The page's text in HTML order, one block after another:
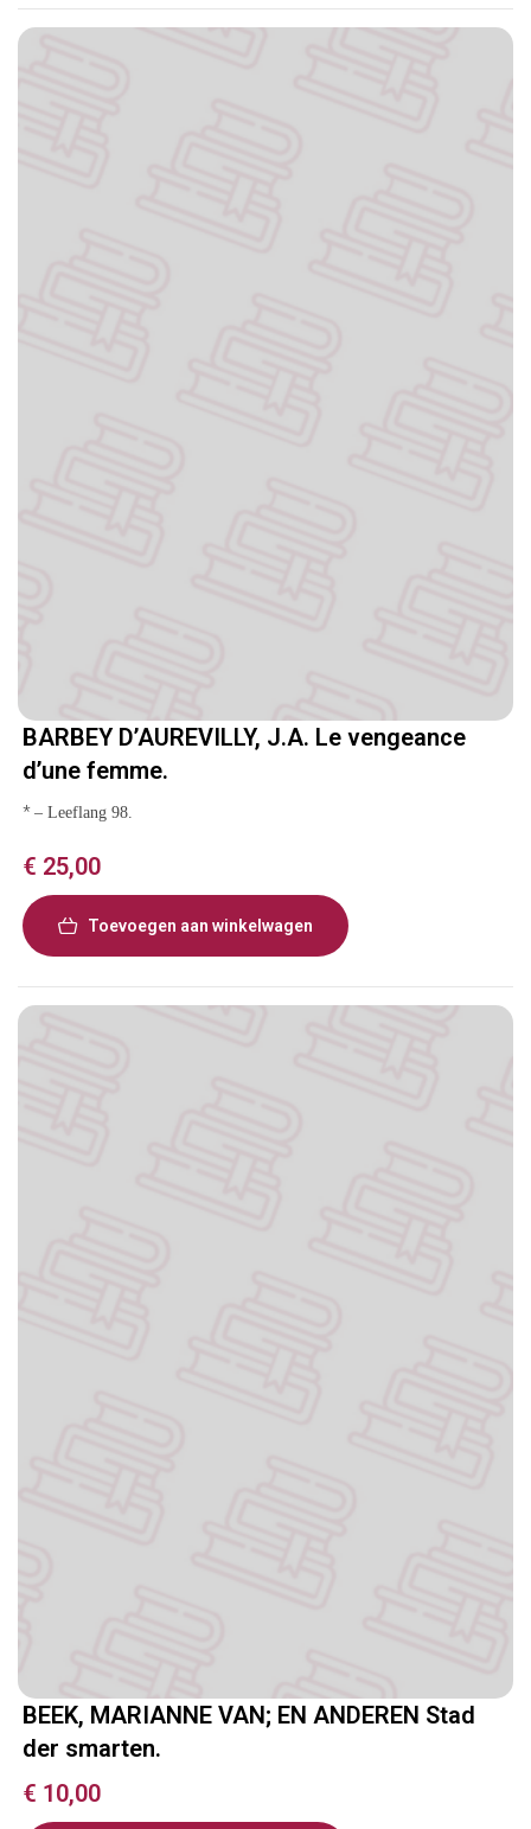
BARBEY D’AUREVILLY, J.A. Le vengeance
d’une femme.
* – Leeflang 98.
€ 25,00
Toevoegen aan winkelwagen
BEEK, MARIANNE VAN; EN ANDEREN Stad
der smarten.
€ 10,00